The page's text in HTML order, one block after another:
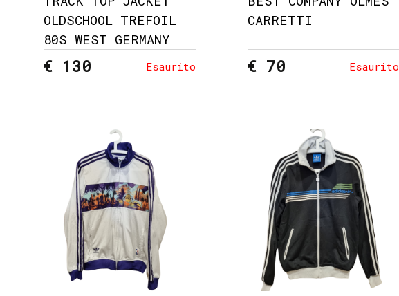
OLDSCHOOL TREFOIL
80S WEST GERMANY
€ 130 Esaurito
CARRETTI
€ 70 Esaurito